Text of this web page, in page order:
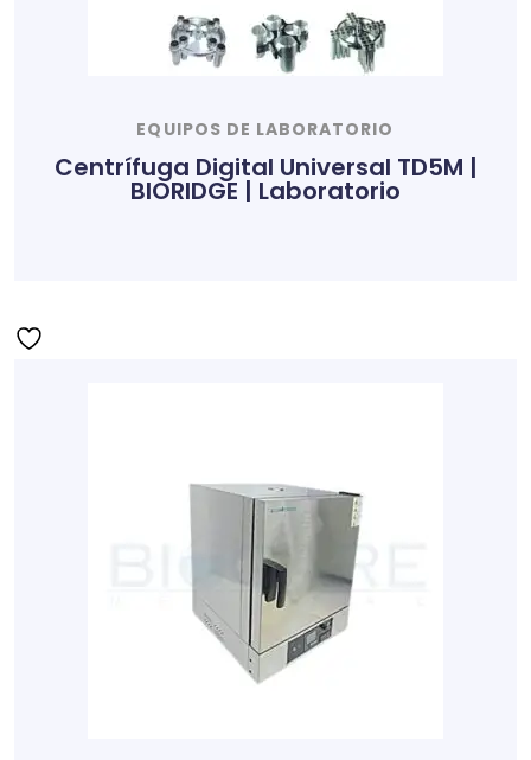
EQUIPOS DE LABORATORIO
Centrífuga Digital Universal TD5M |
BIORIDGE | Laboratorio